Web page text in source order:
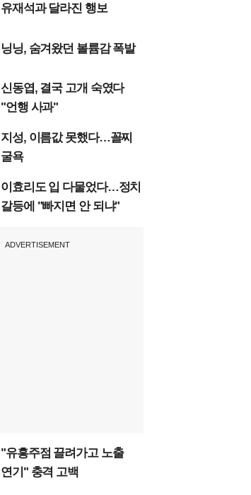
유재석과 달라진 행보
닝닝, 숨겨왔던 볼륨감 폭발
신동엽, 결국 고개 숙였다
"언행 사과"
지성, 이름값 못했다…꼴찌
굴욕
이효리도 입 다물었다…정치
갈등에 "빠지면 안 되냐"
ADVERTISEMENT
"유흥주점 끌려가고 노출
연기" 충격 고백